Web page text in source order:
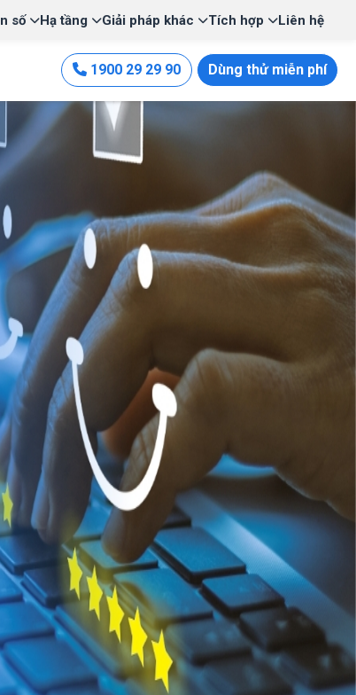
số Hạ tầng Giải pháp khác Tích hợp Liên hệ
1900 29 29 90 Dùng thử miễn phí